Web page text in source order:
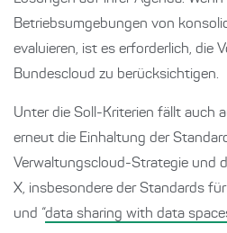
Betriebsumgebungen von
evaluieren, ist es erforderlich, die
Bundescloud zu berücksichtigen.
Unter die Soll-Kriterien fällt auch
erneut die Einhaltung der
Verwaltungscloud-Strategie und
X, insbesondere der Standards
und “data sharing with data